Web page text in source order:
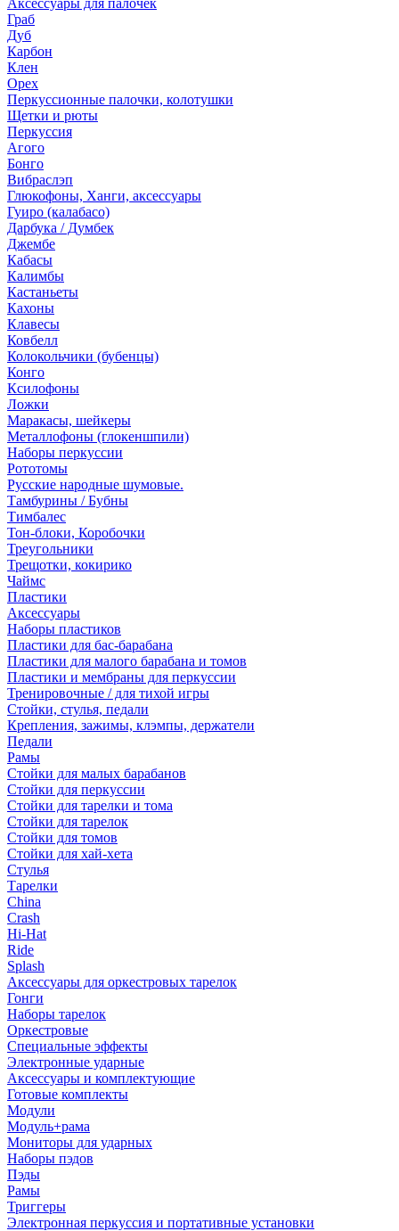
Аксессуары для палочек
Граб
Дуб
Карбон
Клен
Орех
Перкуссионные палочки, колотушки
Щетки и рюты
Перкуссия
Агого
Бонго
Вибраслэп
Глюкофоны, Ханги, аксессуары
Гуиро (калабасо)
Дарбука / Думбек
Джембе
Кабасы
Калимбы
Кастаньеты
Кахоны
Клавесы
Ковбелл
Колокольчики (бубенцы)
Конго
Ксилофоны
Ложки
Маракасы, шейкеры
Металлофоны (глокеншпили)
Наборы перкуссии
Рототомы
Русские народные шумовые.
Тамбурины / Бубны
Тимбалес
Тон-блоки, Коробочки
Треугольники
Трещотки, кокирико
Чаймс
Пластики
Аксессуары
Наборы пластиков
Пластики для бас-барабана
Пластики для малого барабана и томов
Пластики и мембраны для перкуссии
Тренировочные / для тихой игры
Стойки, стулья, педали
Крепления, зажимы, клэмпы, держатели
Педали
Рамы
Стойки для малых барабанов
Стойки для перкуссии
Стойки для тарелки и тома
Стойки для тарелок
Стойки для томов
Стойки для хай-хета
Стулья
Тарелки
China
Crash
Hi-Hat
Ride
Splash
Аксессуары для оркестровых тарелок
Гонги
Наборы тарелок
Оркестровые
Специальные эффекты
Электронные ударные
Аксессуары и комплектующие
Готовые комплекты
Модули
Модуль+рама
Мониторы для ударных
Наборы пэдов
Пэды
Рамы
Триггеры
Электронная перкуссия и портативные установки